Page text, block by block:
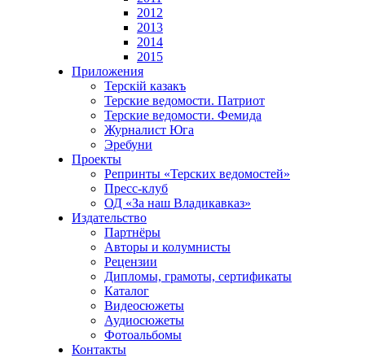
2012
2013
2014
2015
Приложения
Терскiй казакъ
Терские ведомости. Патриот
Терские ведомости. Фемида
Журналист Юга
Эребуни
Проекты
Репринты «Терских ведомостей»
Пресс-клуб
ОД «За наш Владикавказ»
Издательство
Партнёры
Авторы и колумнисты
Рецензии
Дипломы, грамоты, сертификаты
Каталог
Видеосюжеты
Аудиосюжеты
Фотоальбомы
Контакты